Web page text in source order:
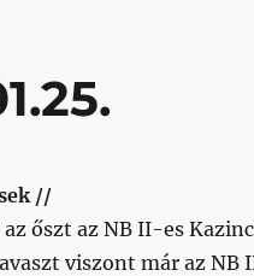
//
az őszt az NB II-es
viszont már az NB